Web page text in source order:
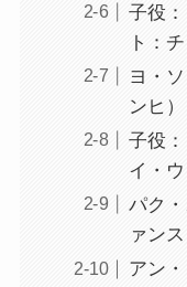
子役
ト：
ヨ・
ンヒ）
子役
イ・ウ
パク
ァンス
アン